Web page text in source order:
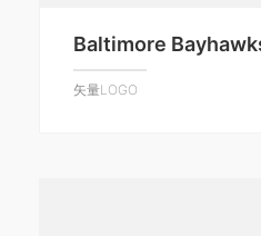
Baltimore
矢量LOGO